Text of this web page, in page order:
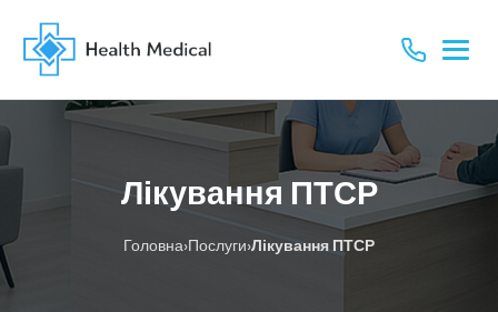
Лікування ПТСР
Головна›Послуги›Лікування ПТСР